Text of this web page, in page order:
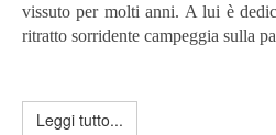
vissuto per molti anni. A lui è
ritratto sorridente campeggia sulla
Leggi tutto...